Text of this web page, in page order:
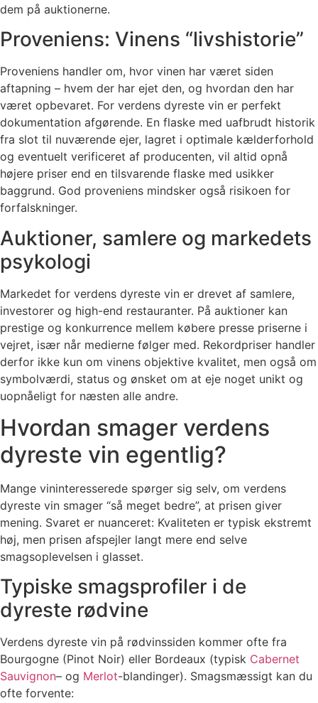
dem på auktionerne.
Proveniens: Vinens “livshistorie”
Proveniens handler om, hvor vinen har været siden
aftapning – hvem der har ejet den, og hvordan den har
været opbevaret. For verdens dyreste vin er perfekt
dokumentation afgørende. En flaske med uafbrudt historik
fra slot til nuværende ejer, lagret i optimale kælderforhold
og eventuelt verificeret af producenten, vil altid opnå
højere priser end en tilsvarende flaske med usikker
baggrund. God proveniens mindsker også risikoen for
forfalskninger.
Auktioner, samlere og markedets
psykologi
Markedet for verdens dyreste vin er drevet af samlere,
investorer og high-end restauranter. På auktioner kan
prestige og konkurrence mellem købere presse priserne i
vejret, især når medierne følger med. Rekordpriser handler
derfor ikke kun om vinens objektive kvalitet, men også om
symbolværdi, status og ønsket om at eje noget unikt og
uopnåeligt for næsten alle andre.
Hvordan smager verdens
dyreste vin egentlig?
Mange vininteresserede spørger sig selv, om verdens
dyreste vin smager “så meget bedre”, at prisen giver
mening. Svaret er nuanceret: Kvaliteten er typisk ekstremt
høj, men prisen afspejler langt mere end selve
smagsoplevelsen i glasset.
Typiske smagsprofiler i de
dyreste rødvine
Verdens dyreste vin på rødvinssiden kommer ofte fra
Bourgogne (Pinot Noir) eller Bordeaux (typisk Cabernet
Sauvignon– og Merlot-blandinger). Smagsmæssigt kan du
ofte forvente: